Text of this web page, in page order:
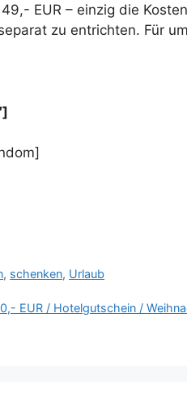
EUR – einzig die
zu entrichten. Für
, schenken, Urlaub
EUR / Hotelgutschein /